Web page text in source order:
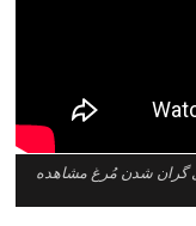
گران شدن مُرغ مشاهده